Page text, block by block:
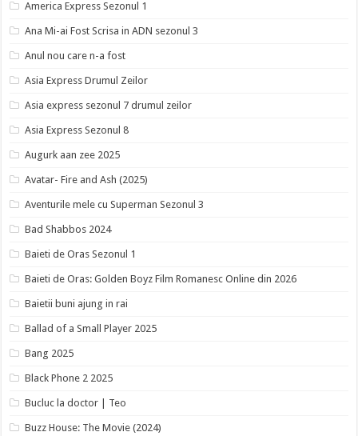
America Express Sezonul 1
Ana Mi-ai Fost Scrisa in ADN sezonul 3
Anul nou care n-a fost
Asia Express Drumul Zeilor
Asia express sezonul 7 drumul zeilor
Asia Express Sezonul 8
Augurk aan zee 2025
Avatar- Fire and Ash (2025)
Aventurile mele cu Superman Sezonul 3
Bad Shabbos 2024
Baieti de Oras Sezonul 1
Baieti de Oras: Golden Boyz Film Romanesc Online din 2026
Baietii buni ajung in rai
Ballad of a Small Player 2025
Bang 2025
Black Phone 2 2025
Bucluc la doctor | Teo
Buzz House: The Movie (2024)